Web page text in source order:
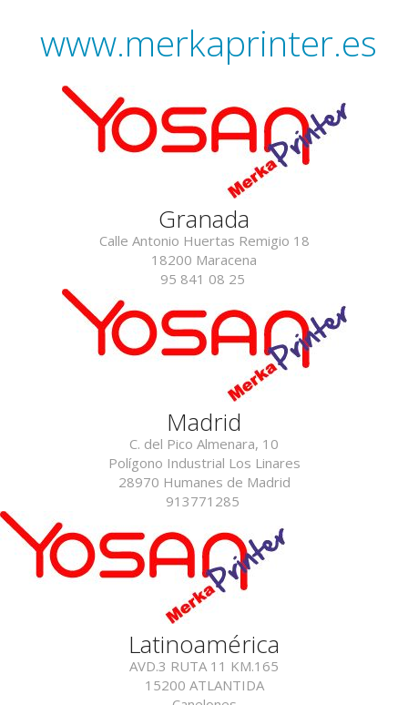
www.merkaprinter.es
Granada
Calle Antonio Huertas Remigio 18
18200 Maracena
95 841 08 25
Madrid
C. del Pico Almenara, 10
Polígono Industrial Los Linares
28970 Humanes de Madrid
913771285
Latinoamérica
AVD.3 RUTA 11 KM.165
15200 ATLANTIDA